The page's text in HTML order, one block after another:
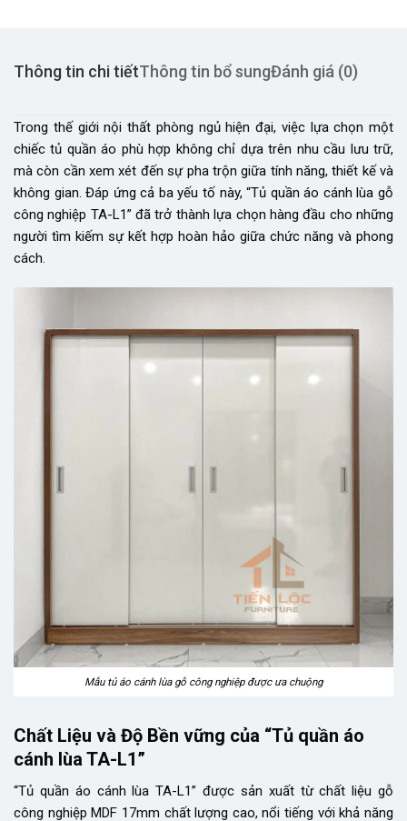
Thông tin chi tiếtThông tin bổ sungĐánh giá (0)
Trong thế giới nội thất phòng ngủ hiện đại, việc lựa chọn một
chiếc tủ quần áo phù hợp không chỉ dựa trên nhu cầu lưu trữ,
mà còn cần xem xét đến sự pha trộn giữa tính năng, thiết kế và
không gian. Đáp ứng cả ba yếu tố này, “Tủ quần áo cánh lùa gỗ
công nghiệp TA-L1” đã trở thành lựa chọn hàng đầu cho những
người tìm kiếm sự kết hợp hoàn hảo giữa chức năng và phong
cách.
Mẫu tủ áo cánh lùa gỗ công nghiệp được ưa chuộng
Chất Liệu và Độ Bền vững của “Tủ quần áo
cánh lùa TA-L1”
“Tủ quần áo cánh lùa TA-L1” được sản xuất từ chất liệu gỗ
công nghiệp MDF 17mm chất lượng cao, nổi tiếng với khả năng